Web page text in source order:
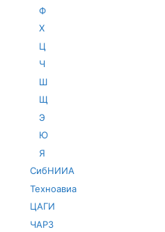
Ф
Х
Ц
Ч
Ш
Щ
Э
Ю
Я
СибНИИА
Техноавиа
ЦАГИ
ЧАРЗ